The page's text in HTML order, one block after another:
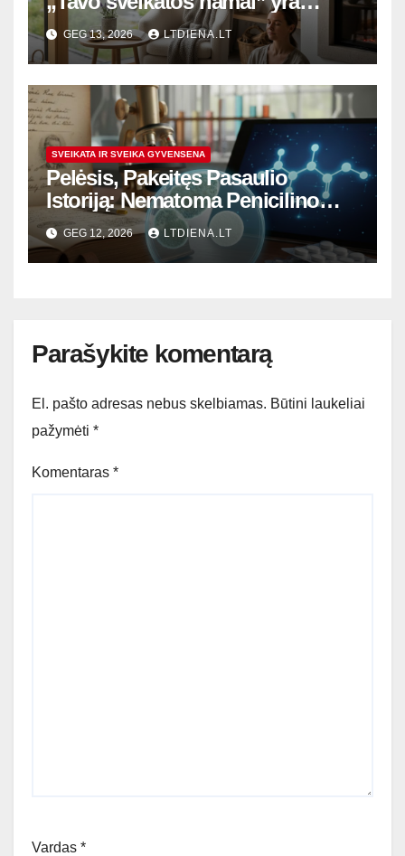
daugiau nei skambi frazė
GEG 13, 2026 LTDIENA.LT
SVEIKATA IR SVEIKA GYVENSENA
Pelėsis, Pakeitęs Pasaulio
Istoriją: Nematoma Penicilino
Revoliucija ir Šiuolaikiniai
Iššūkiai
GEG 12, 2026 LTDIENA.LT
Parašykite komentarą
El. pašto adresas nebus skelbiamas. Būtini laukeliai
pažymėti *
Komentaras *
Vardas *